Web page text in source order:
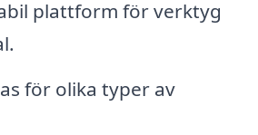
plattform för verktyg
för olika typer av